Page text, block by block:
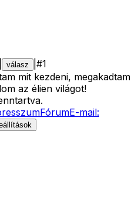
válasz #1
mit kezdeni, megakadtam
az élien világot!
FórumE-mail: